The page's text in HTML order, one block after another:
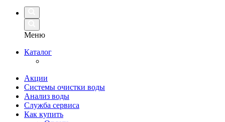
Меню
Каталог
Акции
Системы очистки воды
Анализ воды
Служба сервиса
Как купить